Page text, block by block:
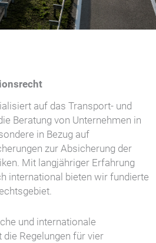
auf das Transport- und
Beratung von Unternehmen in
in Bezug auf
zur Absicherung der
Mit langjähriger Erfahrung
international bieten wir fundierte
und internationale
Regelungen für vier